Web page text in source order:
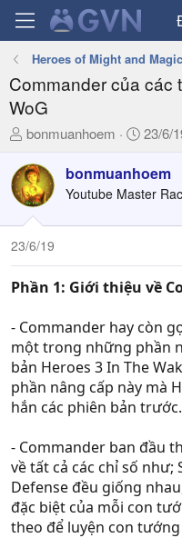
Heroes of Might and Magic
Commander của các
WoG
T
r
e
a
d
s
t
a
t
e
r
bonmuanhoem
N
à
y
ử
23/6/
bonmuanhoem
Youtube Master
23/6/19
Phần 1: Giới thiệu về
- Commander hay còn
một trong những phần
bản Heroes 3 In The
phần nâng cấp này mà
hắn các phiên bản trước.
- Commander ban đầu
về tất cả các chỉ số như;
Defense đều giống
đặc biệt của mỗi con
theo để luyện con tướng